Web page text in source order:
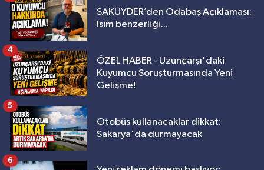
SAKUYDER’den Odabaş Açıklaması:
İsim benzerliği...
ÖZEL HABER - Uzunçarşı'daki
Kuyumcu Soruşturmasında Yeni
Gelişme!
4
Otobüs kullanacaklar dikkat:
Sakarya'da durmayacak
5
6